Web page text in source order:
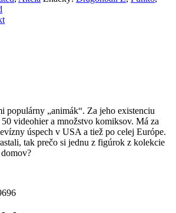
populárny „animák“. Za jeho existenciu
videohier a množstvo komiksov. Má za
úspech v USA a tiež po celej Európe.
tak prečo si jednu z figúrok z kolekcie